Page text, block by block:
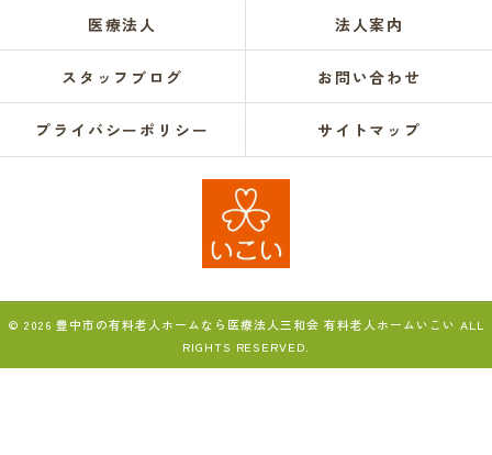
医療法人 法人案内
スタッフブログ お問い合わせ
プライバシーポリシー サイトマップ
© 2026 豊中市の有料老人ホームなら医療法人三和会 有料老人ホームいこい ALL
RIGHTS RESERVED.